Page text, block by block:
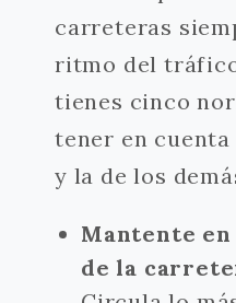
carreteras
ritmo del
tienes cinco
tener en
y la de los
Mantente
de la